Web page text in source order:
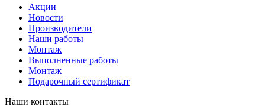
Акции
Новости
Производители
Наши работы
Монтаж
Выполненные работы
Монтаж
Подарочный сертификат
Наши контакты